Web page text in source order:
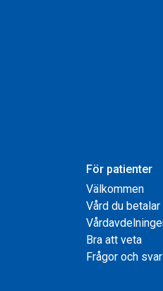
För patienter
Välkommen
Vård du
Bra att veta
Frågor och svar